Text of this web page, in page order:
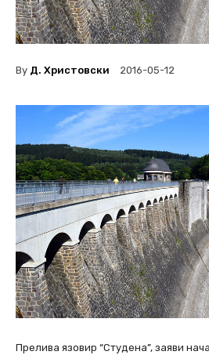
By Д. Христовски 2016-05-12
Прелива язовир “Студена”, заяви